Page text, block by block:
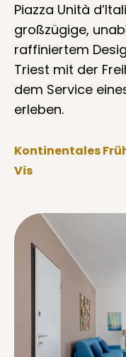
Piazza Unità
großzügige,
raffiniertem
Triest mit der
dem Service
erleben.
Kontinentales
Vis